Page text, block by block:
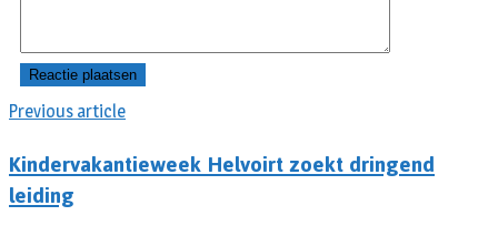
Previous article
Kindervakantieweek Helvoirt zoekt dringend
leiding